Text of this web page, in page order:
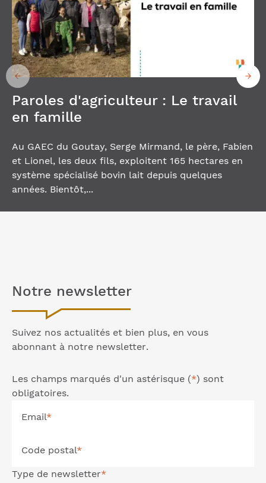
Paroles d'agriculteur : Le travail
en famille
Au GAEC du Goutay, Serge Mirmand, le père, Fabien
et Lionel, les deux fils, exploitent 165 hectares en
système spécialisé bovin lait depuis quelques
années. Bientôt,...
Notre newsletter
Suivez nos actualités et bien plus, en vous
abonnant à notre newsletter.
Les champs marqués d'un astérisque (*) sont
obligatoires.
Email*
Code postal*
Type de newsletter*